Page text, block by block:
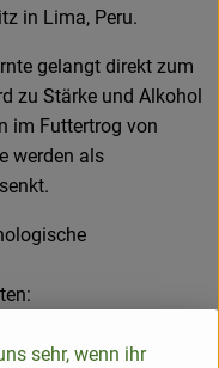
in Lima, Peru.
gelangt direkt zum
zu Stärke und Alkohol
im Futtertrog von
werden als
sehr, wenn ihr